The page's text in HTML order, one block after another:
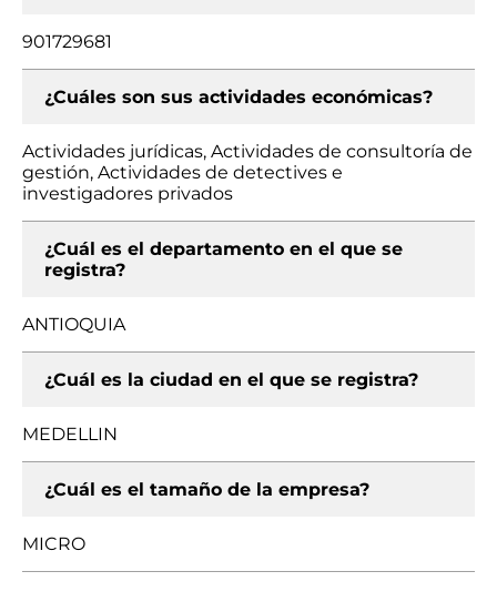
901729681
¿Cuáles son sus actividades económicas?
Actividades jurídicas, Actividades de consultoría de
gestión, Actividades de detectives e
investigadores privados
¿Cuál es el departamento en el que se
registra?
ANTIOQUIA
¿Cuál es la ciudad en el que se registra?
MEDELLIN
¿Cuál es el tamaño de la empresa?
MICRO